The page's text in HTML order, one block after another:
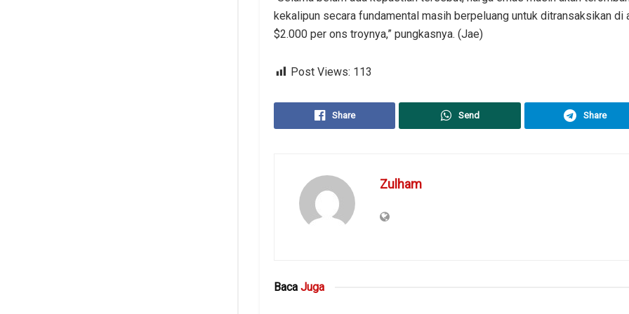
kekalipun secara fundamental masih berpeluang untuk ditransaksikan di
$2.000 per ons troynya,” pungkasnya. (Jae)
Post Views: 113
Share Send Share
Zulham
Baca Juga